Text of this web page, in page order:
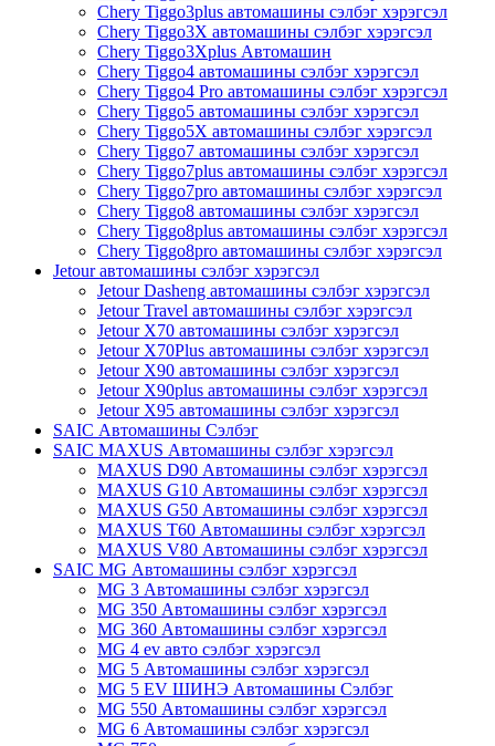
Chery Tiggo3plus автомашины сэлбэг хэрэгсэл
Chery Tiggo3X автомашины сэлбэг хэрэгсэл
Chery Tiggo3Xplus Автомашин
Chery Tiggo4 автомашины сэлбэг хэрэгсэл
Chery Tiggo4 Pro автомашины сэлбэг хэрэгсэл
Chery Tiggo5 автомашины сэлбэг хэрэгсэл
Chery Tiggo5X автомашины сэлбэг хэрэгсэл
Chery Tiggo7 автомашины сэлбэг хэрэгсэл
Chery Tiggo7plus автомашины сэлбэг хэрэгсэл
Chery Tiggo7pro автомашины сэлбэг хэрэгсэл
Chery Tiggo8 автомашины сэлбэг хэрэгсэл
Chery Tiggo8plus автомашины сэлбэг хэрэгсэл
Chery Tiggo8pro автомашины сэлбэг хэрэгсэл
Jetour автомашины сэлбэг хэрэгсэл
Jetour Dasheng автомашины сэлбэг хэрэгсэл
Jetour Travel автомашины сэлбэг хэрэгсэл
Jetour X70 автомашины сэлбэг хэрэгсэл
Jetour X70Plus автомашины сэлбэг хэрэгсэл
Jetour X90 автомашины сэлбэг хэрэгсэл
Jetour X90plus автомашины сэлбэг хэрэгсэл
Jetour X95 автомашины сэлбэг хэрэгсэл
SAIC Автомашины Сэлбэг
SAIC MAXUS Автомашины сэлбэг хэрэгсэл
MAXUS D90 Автомашины сэлбэг хэрэгсэл
MAXUS G10 Автомашины сэлбэг хэрэгсэл
MAXUS G50 Автомашины сэлбэг хэрэгсэл
MAXUS T60 Автомашины сэлбэг хэрэгсэл
MAXUS V80 Автомашины сэлбэг хэрэгсэл
SAIC MG Автомашины сэлбэг хэрэгсэл
MG 3 Автомашины сэлбэг хэрэгсэл
MG 350 Автомашины сэлбэг хэрэгсэл
MG 360 Автомашины сэлбэг хэрэгсэл
MG 4 ev авто сэлбэг хэрэгсэл
MG 5 Автомашины сэлбэг хэрэгсэл
MG 5 EV ШИНЭ Автомашины Сэлбэг
MG 550 Автомашины сэлбэг хэрэгсэл
MG 6 Автомашины сэлбэг хэрэгсэл